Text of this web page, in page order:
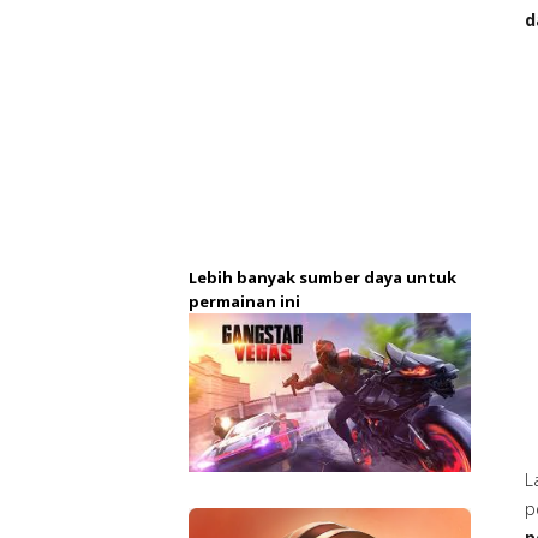
Lebih banyak sumber daya untuk
permainan ini